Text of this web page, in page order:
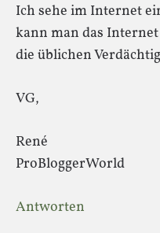
Ich sehe im Internet
kann man das
die üblichen
VG,
René
ProBloggerWorld
Antworten